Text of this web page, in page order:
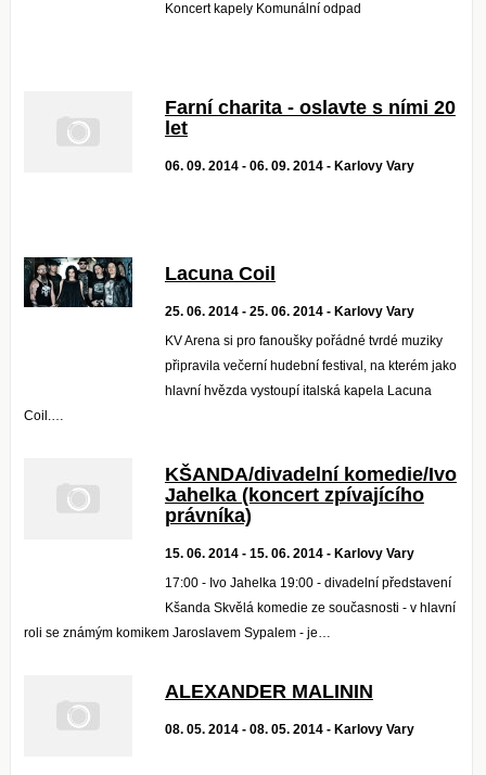
Koncert kapely Komunální odpad
Farní charita - oslavte s ními 20
let
06. 09. 2014 - 06. 09. 2014 - Karlovy Vary
Lacuna Coil
25. 06. 2014 - 25. 06. 2014 - Karlovy Vary
KV Arena si pro fanoušky pořádné tvrdé muziky
připravila večerní hudební festival, na kterém jako
hlavní hvězda vystoupí italská kapela Lacuna
Coil.…
KŠANDA/divadelní komedie/Ivo
Jahelka (koncert zpívajícího
právníka)
15. 06. 2014 - 15. 06. 2014 - Karlovy Vary
17:00 - Ivo Jahelka 19:00 - divadelní představení
Kšanda Skvělá komedie ze současnosti - v hlavní
roli se známým komikem Jaroslavem Sypalem - je…
ALEXANDER MALININ
08. 05. 2014 - 08. 05. 2014 - Karlovy Vary